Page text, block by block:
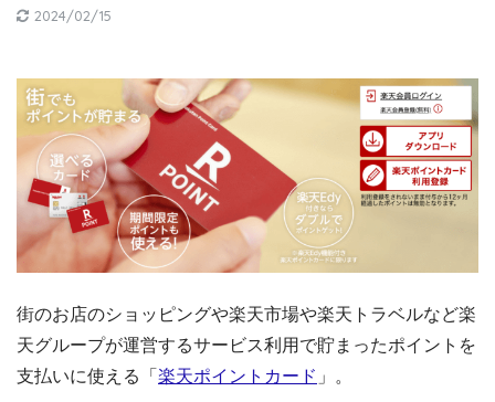
2024/02/15
街のお店のショッピングや楽天市場や楽天トラベルなど楽
天グループが運営するサービス利用で貯まったポイントを
支払いに使える「 楽天ポイントカード 」。